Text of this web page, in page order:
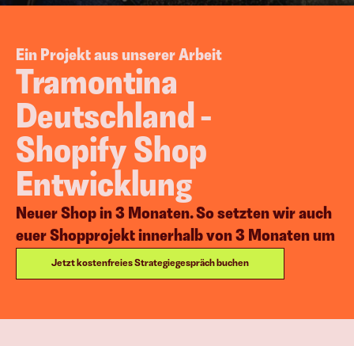
Corporate Blogging
Systemen treiben wir Euer
Vielfach bewährt & erfolgreich implementiert.
B2B-Leads & Kunden
Mehr Aufträge
generieren
Ein Projekt aus unserer Arbeit
Tramontina
Deutschland -
Shopify Shop
Entwicklung
Neuer Shop in 3 Monaten. So setzten wir auch
euer Shopprojekt innerhalb von 3 Monaten um
Jetzt kostenfreies Strategiegespräch buchen